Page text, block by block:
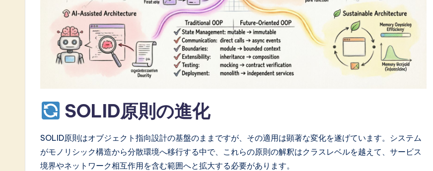
A
SOLID原則の進化
SOLID原則はオブジェクト指向設計の基盤のままですが、その適用は顕著な変化を遂げています。システム
がモノリシック構造から分散環境へ移行する中で、これらの原則の解釈はクラスレベルを越えて、サービス
境界やネットワーク相互作用を含む範囲へと拡大する必要があります。